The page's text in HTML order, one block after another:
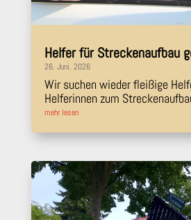
Helfer für Streckenaufbau
26. Juni. 2026
Wir suchen wieder fleißige
Helferinnen zum
mehr lesen